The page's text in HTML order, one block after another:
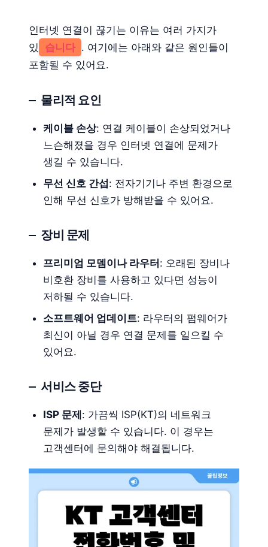
인터넷 연결이 끊기는 이유는 여러 가지가
있
습니다 . 여기에는 아래와 같은 원인들이
포함될 수 있어요.
물리적 요인
케이블 손상: 연결 케이블이 손상되었거나
느슨해졌을 경우 인터넷 연결에 문제가
생길 수 있습니다.
무선 신호 간섭 : 전자기기나 주변 환경으로
인해 무선 신호가 방해받을 수 있어요.
장비 문제
프리미엄 모뎀이나 라우터 : 오래된 장비나
비호환 장비를 사용하고 있다면 성능이
저하될 수 있습니다.
소프트웨어 업데이트: 라우터의 펌웨어가
최신이 아닐 경우 연결 문제를 일으킬 수
있어요.
서비스 중단
ISP 문제 : 가끔씩 ISP(KT)의 네트워크
문제가 발생할 수 있습니다. 이 경우는
고객센터에 문의해야 해결됩니다.